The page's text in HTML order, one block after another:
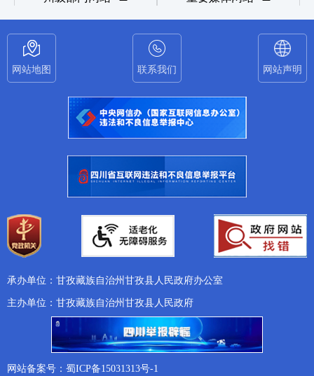
网站地图 联系我们 网站声明
承办单位：甘孜藏族自治州甘孜县人民政府办公室
主办单位：甘孜藏族自治州甘孜县人民政府
网站备案号：蜀ICP备15031313号-1